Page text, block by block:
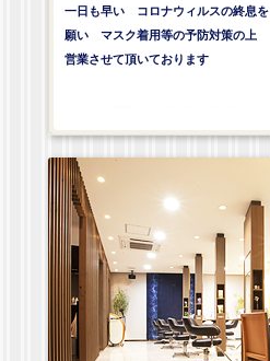
一日も早い コロナウィルスの終息を
願い マスク着用等の予防対策の上
営業させて頂いております